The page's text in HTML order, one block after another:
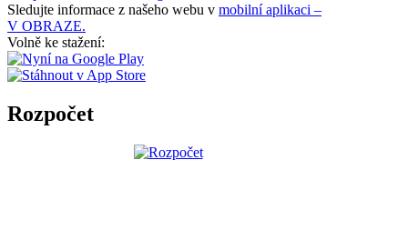
Sledujte informace z našeho webu v mobilní aplikaci –
V OBRAZE.
Volně ke stažení:
Rozpočet